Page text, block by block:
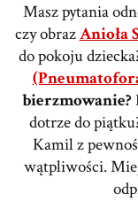
Masz pytania
czy obrazAnioła
do pokoju
bierzmowanie?
dotrze do
Kamil z
wątpliwości.